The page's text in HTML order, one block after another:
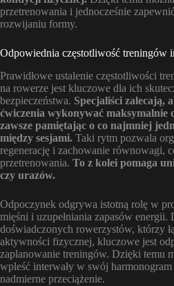
przetrenowania i jednocześnie
rozwijaniu formy.
Odpowiednia częstotliwość treningów
Prawidłowe ustalenie częstotliwości
na rowerze jest kluczowe dla ich
bezpieczeństwa. Specjaliści zalecają,
ćwiczenia wykonywać maksymalnie
zawsze pamiętając o co najmniej
między sesjami. Taki rytm pozwala
regenerację i zachowanie równowagi,
przetrenowania. To z kolei pomaga
czy urazów.
Odpoczynek odgrywa istotną rolę w
mięśni i uzupełniania zapasów energii.
doświadczonych rowerzystów, którzy
aktywności fizycznej, kluczowe jest
zaplanowanie treningów. Dzięki temu
wpleść interwały w swój harmonogram
nadmierne przeciążenie.